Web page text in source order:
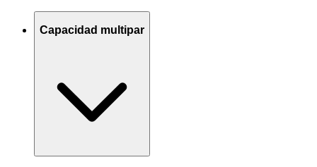
Capacidad multipar